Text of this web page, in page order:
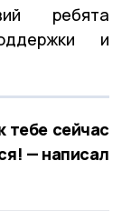
ребята
и
тебе сейчас
— написал